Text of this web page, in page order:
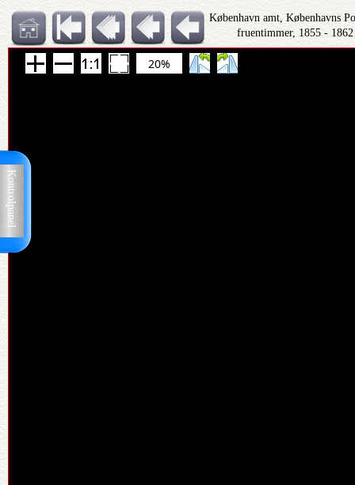
Kontrolpanel
København amt, Københavns
fruentimmer, 1855 -
20%